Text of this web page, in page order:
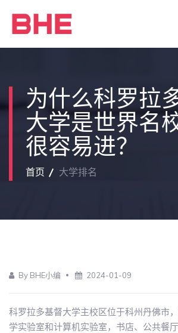
为什么科罗拉
大学是世界名
很容易进？
首页 大学排名
By BHE小编 2024-01-09
科罗拉多基督大学主校区位于科州丹佛市
学实验室和计算机实验室，书店、公共餐